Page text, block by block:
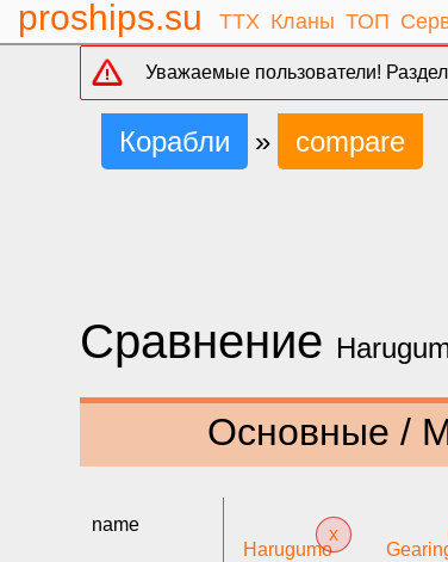
proships.su ТТХ Кланы ТОП
Уважаемые пользователи!
Корабли » compare
Сравнение
Основные /
name
Harugumo
x